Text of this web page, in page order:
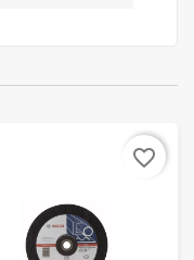
favorite_border